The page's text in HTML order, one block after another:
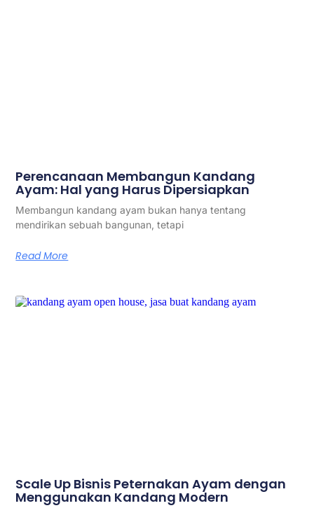
Perencanaan Membangun Kandang
Ayam: Hal yang Harus Dipersiapkan
Membangun kandang ayam bukan hanya tentang
mendirikan sebuah bangunan, tetapi
Read More
Scale Up Bisnis Peternakan Ayam dengan
Menggunakan Kandang Modern